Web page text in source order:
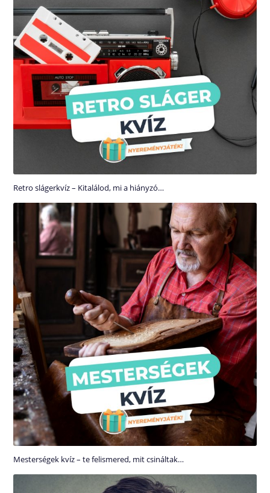
Retro slágerkvíz – Kitalálod, mi a hiányzó…
Mesterségek kvíz – te felismered, mit csináltak…